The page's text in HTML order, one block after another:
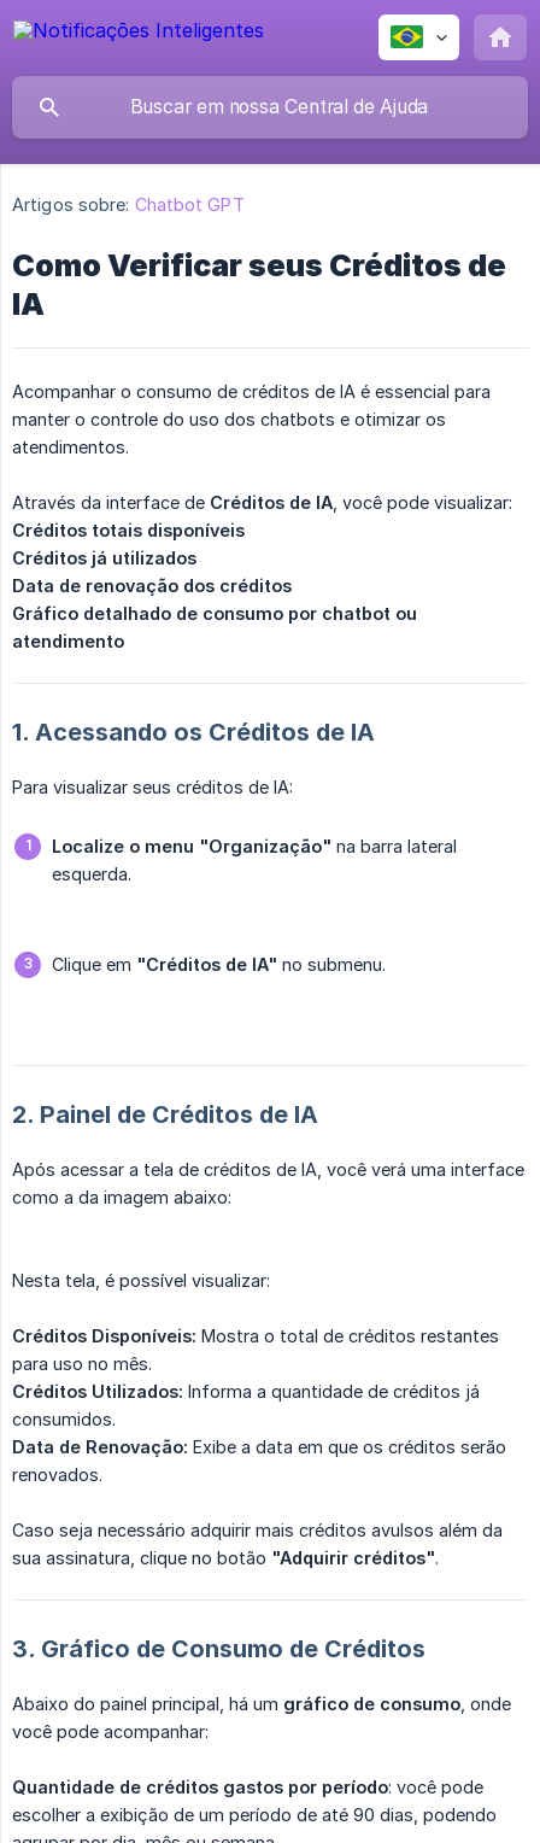
Artigos sobre: Chatbot GPT
Como Verificar seus Créditos de
IA
Acompanhar o consumo de créditos de IA é essencial para
manter o controle do uso dos chatbots e otimizar os
atendimentos.
Através da interface de Créditos de IA , você pode visualizar:
Créditos totais disponíveis
Créditos já utilizados
Data de renovação dos créditos
Gráfico detalhado de consumo por chatbot ou
atendimento
1. Acessando os Créditos de IA
Para visualizar seus créditos de IA:
Localize o menu "Organização" na barra lateral
esquerda.
Clique em "Créditos de IA" no submenu.
2. Painel de Créditos de IA
Após acessar a tela de créditos de IA, você verá uma interface
como a da imagem abaixo:
Nesta tela, é possível visualizar:
Créditos Disponíveis: Mostra o total de créditos restantes
para uso no mês.
Créditos Utilizados: Informa a quantidade de créditos já
consumidos.
Data de Renovação: Exibe a data em que os créditos serão
renovados.
Caso seja necessário adquirir mais créditos avulsos além da
sua assinatura, clique no botão "Adquirir créditos".
3. Gráfico de Consumo de Créditos
Abaixo do painel principal, há um gráfico de consumo , onde
você pode acompanhar:
Quantidade de créditos gastos por período: você pode
escolher a exibição de um período de até 90 dias, podendo